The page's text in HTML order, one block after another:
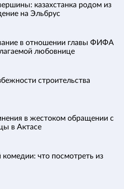
казахстанка родом из
на Эльбрус
в отношении главы ФИФА
любовнице
строительства
в жестоком обращении с
в Актасе
что посмотреть из